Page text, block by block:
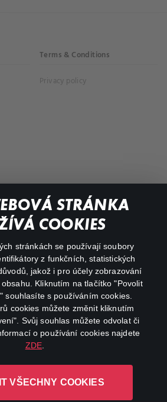
STRÁNKA
COOKIES
stránkách se používají soubory
z funkčních, statistických
jakož i pro účely zobrazování
Kliknutím na tlačítko "Povolit
souhlasíte s používáním cookies.
cookies můžete změnit kliknutím
Svůj souhlas můžete odvolat či
o používání cookies najdete
ZDE
VŠECHNY COOKIES
Terms & Conditions
Privacy policy